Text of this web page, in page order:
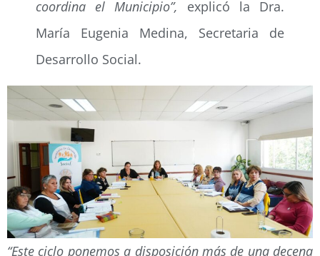
coordina el Municipio”, explicó la Dra.
María Eugenia Medina, Secretaria de
Desarrollo Social.
“Este ciclo ponemos a disposición más de una decena